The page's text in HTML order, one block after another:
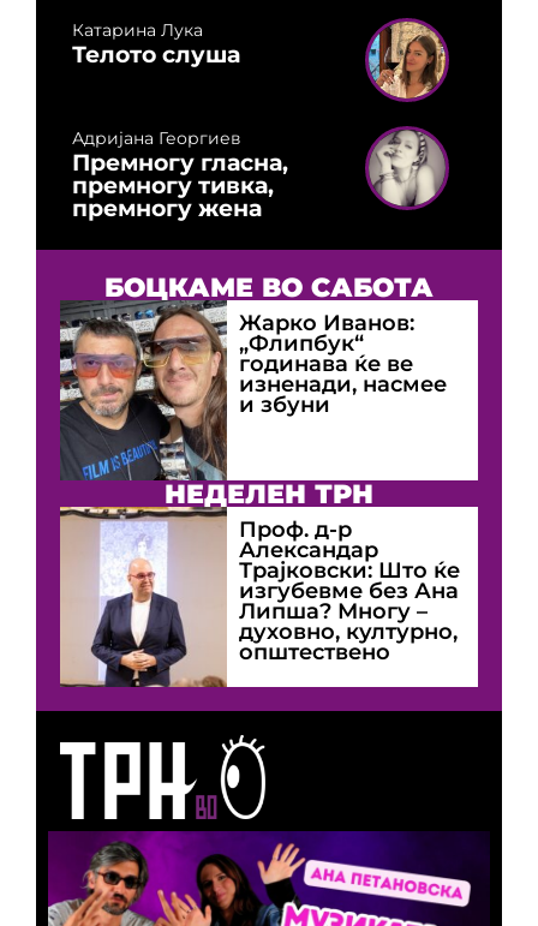
Катарина Лука
Телото слуша
Адријана Георгиев
Премногу гласна,
премногу тивка,
премногу жена
БОЦКАМЕ ВО САБОТА
Жарко Иванов:
„Флипбук“
годинава ќе ве
изненади, насмее
и збуни
НЕДЕЛЕН ТРН
Проф. д-р
Александар
Трајковски: Што ќе
изгубевме без Ана
Липша? Многу –
духовно, културно,
општествено